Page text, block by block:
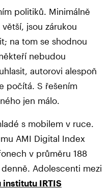
politiků. Minimálně
jsou zárukou
na tom se shodnou
nebudou
autorovi alespoň
počítá. S řešením
jen málo.
s mobilem v ruce.
AMI Digital Index
v průměru 188
Adolescenti mezi
institutu IRTIS